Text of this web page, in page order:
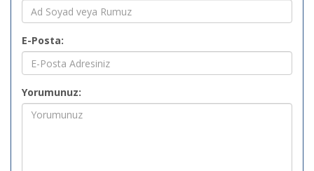
E-Posta:
Yorumunuz: